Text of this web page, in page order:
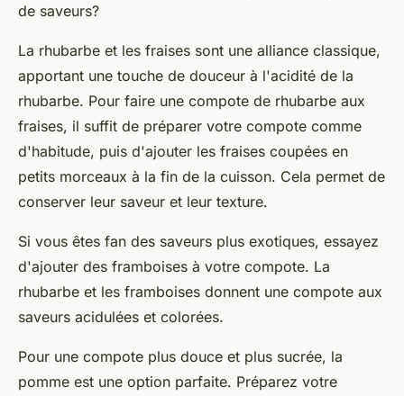
de saveurs?
La rhubarbe et les fraises sont une alliance classique,
apportant une touche de douceur à l'acidité de la
rhubarbe. Pour faire une compote de rhubarbe aux
fraises, il suffit de préparer votre compote comme
d'habitude, puis d'ajouter les fraises coupées en
petits morceaux à la fin de la cuisson. Cela permet de
conserver leur saveur et leur texture.
Si vous êtes fan des saveurs plus exotiques, essayez
d'ajouter des framboises à votre compote. La
rhubarbe et les framboises donnent une compote aux
saveurs acidulées et colorées.
Pour une compote plus douce et plus sucrée, la
pomme est une option parfaite. Préparez votre